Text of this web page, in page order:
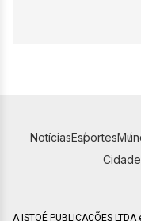
NotíciasEsportes
A ISTOÉ PUBLICAÇÕES